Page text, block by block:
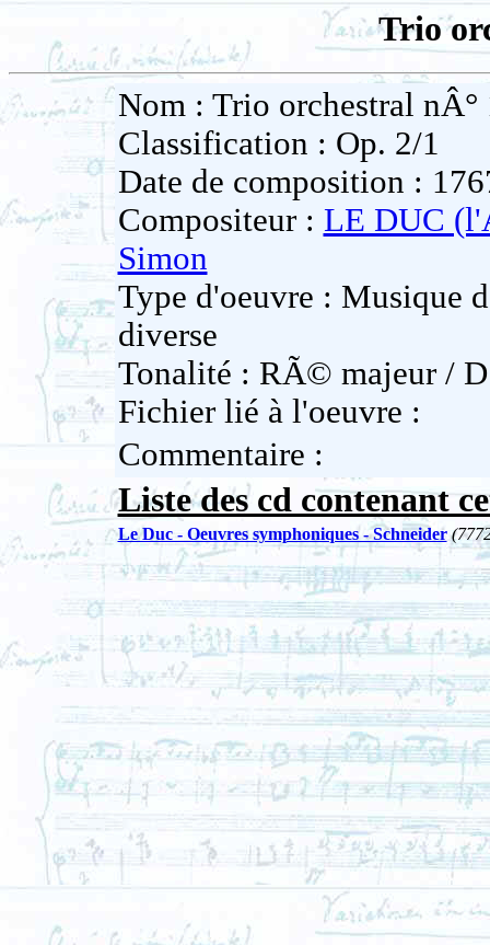
Trio
Nom : Trio orchestral nÂ°
Classification : Op. 2/1
Date de composition :
Compositeur : LE DUC
Simon
Type d'oeuvre : Musique
diverse
Tonalité : RÃ© majeur /
Fichier lié à l'oeuvre :
Commentaire :
Liste des cd contenant
Le Duc - Oeuvres symphoniques - Schneider